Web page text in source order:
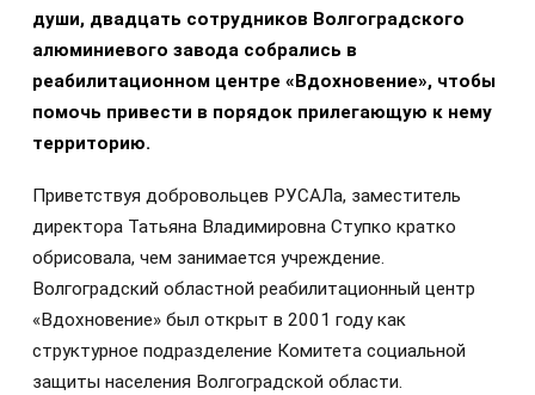
души, двадцать сотрудников Волгоградского
алюминиевого завода собрались в
реабилитационном центре «Вдохновение», чтобы
помочь привести в порядок прилегающую к нему
территорию.
Приветствуя добровольцев РУСАЛа, заместитель
директора Татьяна Владимировна Ступко кратко
обрисовала, чем занимается учреждение.
Волгоградский областной реабилитационный центр
«Вдохновение» был открыт в 2001 году как
структурное подразделение Комитета социальной
защиты населения Волгоградской области.